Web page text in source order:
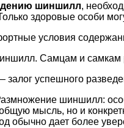
шиншилл,
здоровые особи
условия
Самцам и самкам
залог успешного
шиншилл:
мысль, но и
обычно дает более